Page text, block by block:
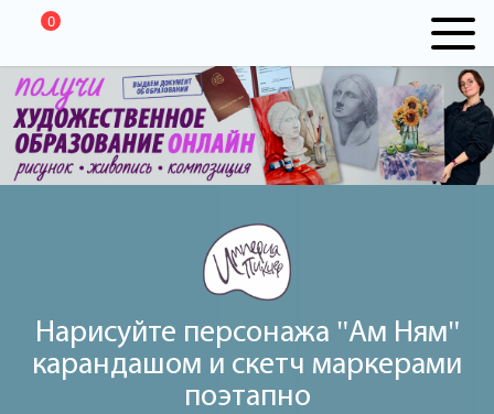
0
Нарисуйте персонажа "Ам Ням"
карандашом и скетч маркерами
поэтапно